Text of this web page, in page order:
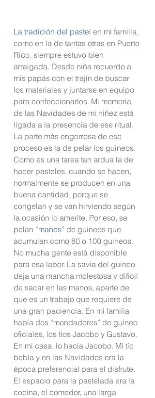
La tradición del pastel en mi familia,
como en la de tantas otras en Puerto
Rico, siempre estuvo bien
arraigada. Desde niña recuerdo a
mis papás con el trajín de buscar
los materiales y juntarse en equipo
para confeccionarlos. Mi memoria
de las Navidades de mi niñez está
ligada a la presencia de ese ritual.
La parte más engorrosa de ese
proceso es la de pelar los guineos.
Como es una tarea tan ardua la de
hacer pasteles, cuando se hacen,
normalmente se producen en una
buena cantidad, porque se
congelan y se van hirviendo según
la ocasión lo amerite. Por eso, se
pelan “manos” de guineos que
acumulan como 80 o 100 guineos.
No mucha gente está disponible
para esa labor. La savia del guineo
deja una mancha molestosa y dificil
de sacar en las manos, aparte de
que es un trabajo que requiere de
una gran paciencia. En mi familia
había dos “mondadores” de guineo
oficiales, los tíos Jacobo y Gustavo.
En mi casa, lo hacía Jacobo. Mi tío
bebía y en las Navidades era la
época preferencial para el disfrute.
El espacio para la pastelada era la
cocina, el comedor, una larga